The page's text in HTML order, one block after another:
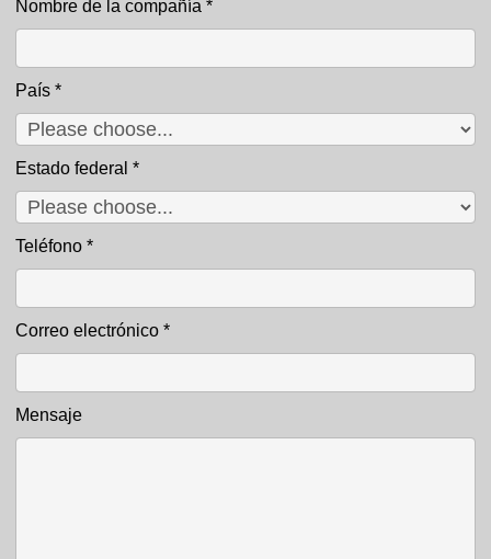
Nombre de la compañía *
País *
Estado federal *
Teléfono *
Correo electrónico *
Mensaje